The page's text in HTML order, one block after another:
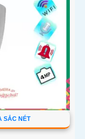
SẮC NÉT